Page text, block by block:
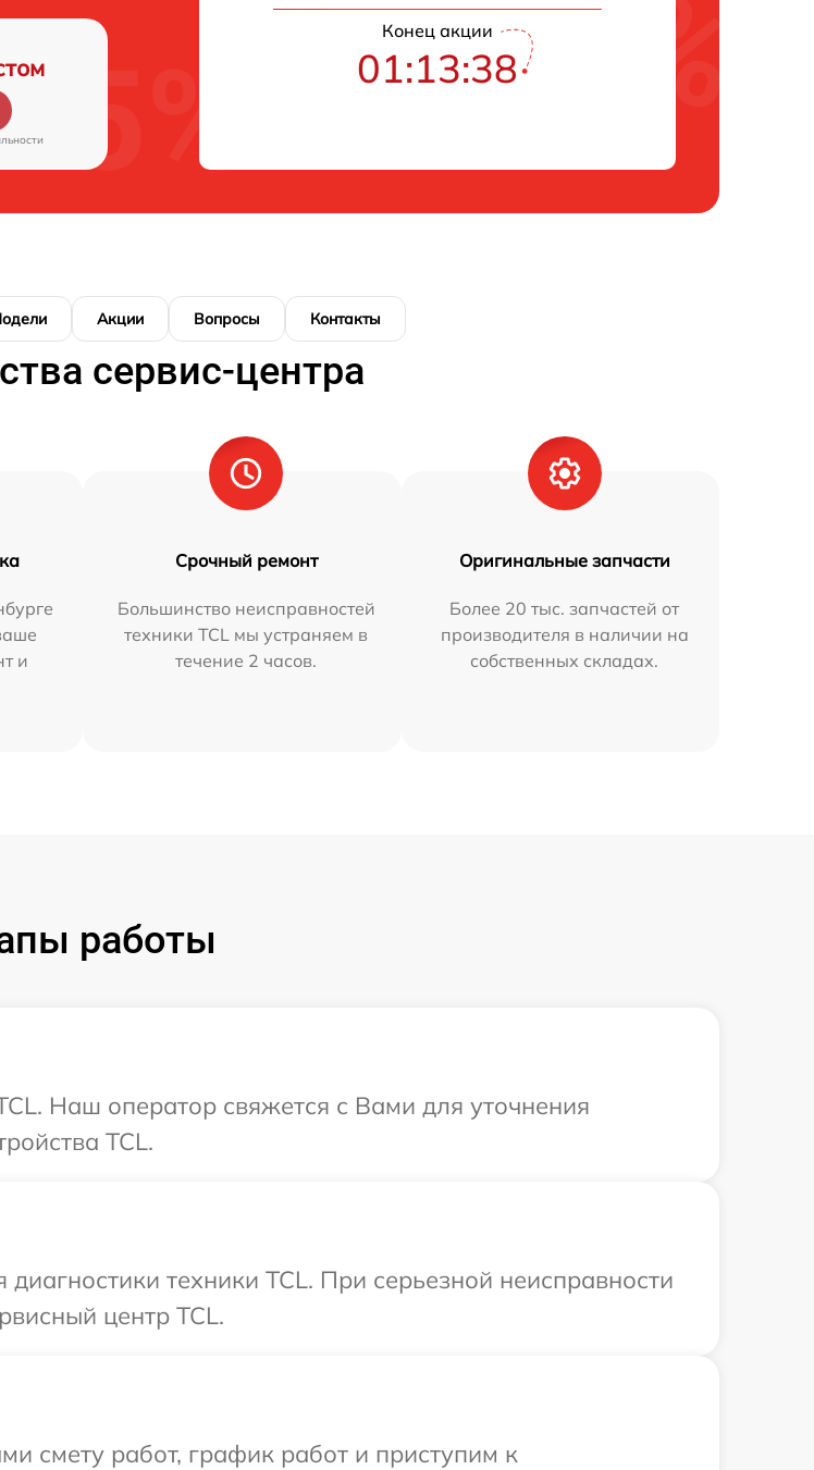
Конец акции
01:13:37
Акции Вопросы Контакты
сервис-центра
и
Срочный ремонт
Большинство неисправностей
техники TCL мы устраняем в
течение 2 часов.
Оригинальные запчасти
Более 20 тыс. запчастей от
производителя в наличии на
собственных складах.
работы
Наш оператор свяжется с Вами для уточнения
TCL.
техники TCL. При серьезной неисправности
центр TCL.
смету работ, график работ и приступим к